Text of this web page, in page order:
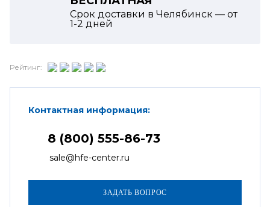
Срок доставки в Челябинск — от
1-2 дней
Рейтинг:
Контактная информация:
8 (800) 555-86-73
sale@hfe-center.ru